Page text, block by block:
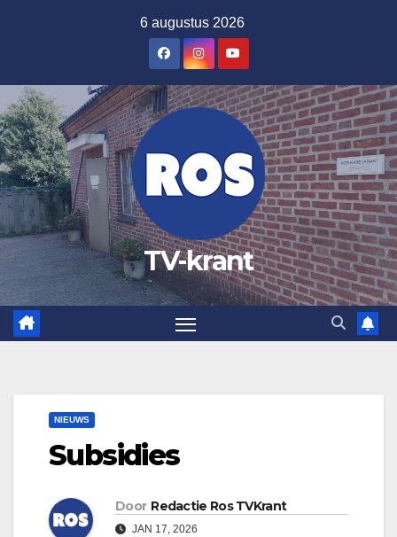
inhoud
6 augustus 2026
TV-krant
NIEUWS
Subsidies
Door Redactie Ros TVKrant
JAN 17, 2026